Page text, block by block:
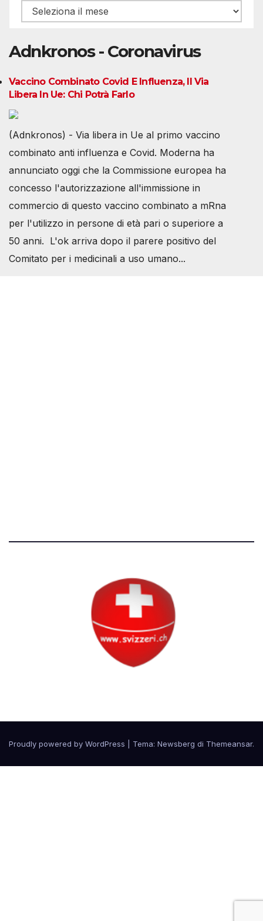
Archivio
Adnkronos - Coronavirus
Vaccino Combinato Covid E Influenza, Il Via
Libera In Ue: Chi Potrà Farlo
(Adnkronos) - Via libera in Ue al primo vaccino
combinato anti influenza e Covid. Moderna ha
annunciato oggi che la Commissione europea ha
concesso l'autorizzazione all'immissione in
commercio di questo vaccino combinato a mRna
per l'utilizzo in persone di età pari o superiore a
50 anni. L'ok arriva dopo il parere positivo del
Comitato per i medicinali a uso umano...
Proudly powered by WordPress Tema: Newsberg di Themeansar.